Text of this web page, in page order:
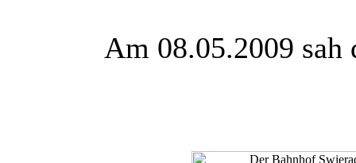
Am 08.05.2009 sah